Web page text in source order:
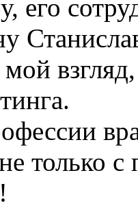
его
только с